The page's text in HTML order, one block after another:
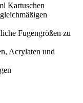
Kartuschen
Fugengrößen zu
Acrylaten und